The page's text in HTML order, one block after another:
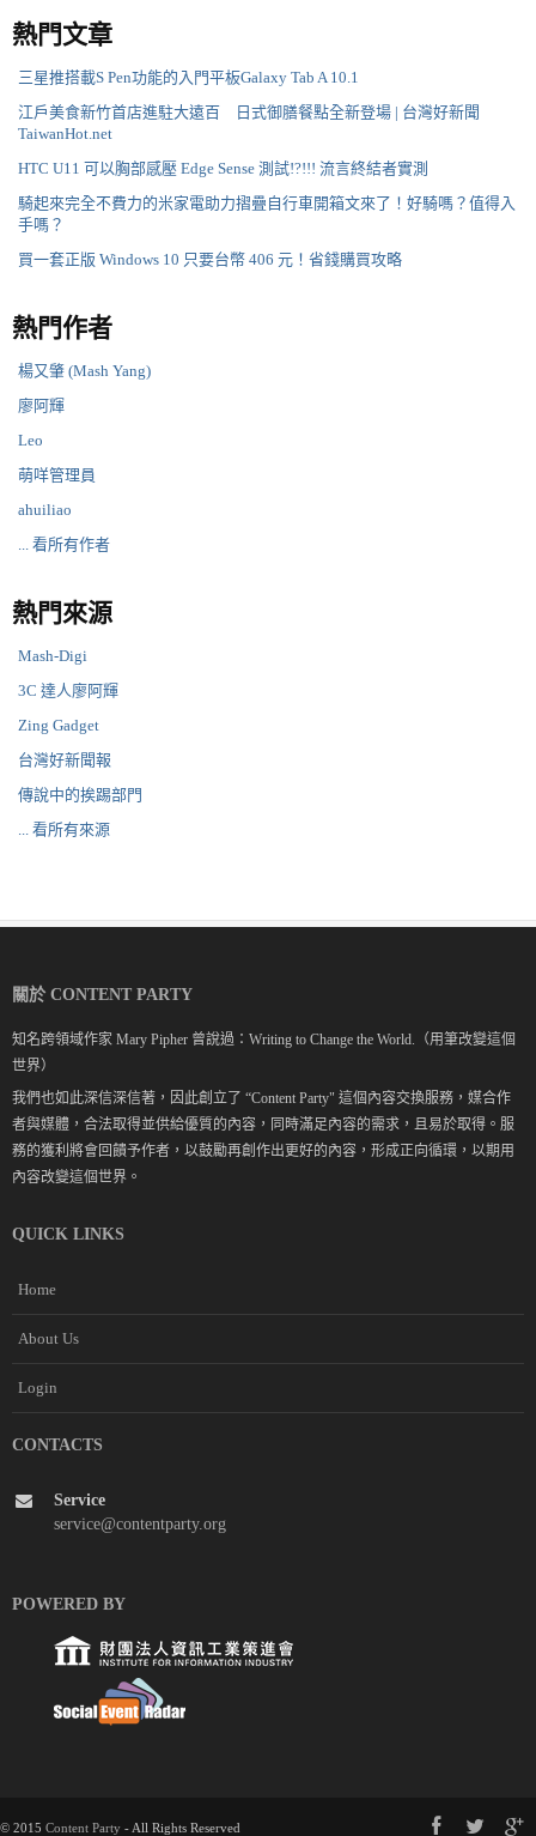
熱門文章
三星推搭載S Pen功能的入門平板Galaxy Tab A 10.1
江戶美食新竹首店進駐大遠百 日式御膳餐點全新登場 | 台灣好新聞
TaiwanHot.net
HTC U11 可以胸部感壓 Edge Sense 測試!?!!! 流言終結者實測
騎起來完全不費力的米家電助力摺疊自行車開箱文來了！好騎嗎？值得入
手嗎？
買一套正版 Windows 10 只要台幣 406 元！省錢購買攻略
熱門作者
楊又肇 (Mash Yang)
廖阿輝
Leo
萌咩管理員
ahuiliao
... 看所有作者
熱門來源
Mash-Digi
3C 達人廖阿輝
Zing Gadget
台灣好新聞報
傳說中的挨踢部門
... 看所有來源
關於 CONTENT PARTY
知名跨領域作家 Mary Pipher 曾說過：Writing to Change the World.（用筆改變這個
世界）
我們也如此深信深信著，因此創立了 “Content Party" 這個內容交換服務，媒合作
者與媒體，合法取得並供給優質的內容，同時滿足內容的需求，且易於取得。服
務的獲利將會回饋予作者，以鼓勵再創作出更好的內容，形成正向循環，以期用
內容改變這個世界。
QUICK LINKS
Home
About Us
Login
CONTACTS
Service
service@contentparty.org
POWERED BY
© 2015 Content Party - All Rights Reserved